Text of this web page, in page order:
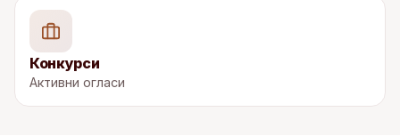
Конкурси
Активни огласи